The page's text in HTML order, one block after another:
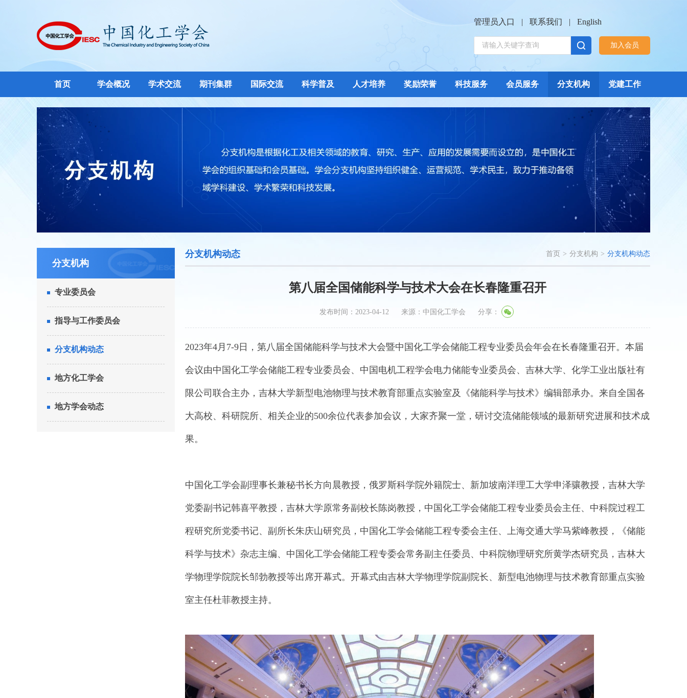
管理员入口 | 联系我们 | English
加入会员
首页 学会概况 学术交流 期刊集群 国际交流 科学普及 人才培养 奖励荣誉 科技服务 会员服务 分支机构 党建工作
分支机构
专业委员会
指导与工作委员会
分支机构动态
地方化工学会
地方学会动态
分支机构动态 首页 > 分支机构 > 分支机构动态
第八届全国储能科学与技术大会在长春隆重召开
发布时间：2023-04-12 来源：中国化工学会 分享：
2023年4月7-9日，第八届全国储能科学与技术大会暨中国化工学会储能工程专业委员会年会在长春隆重召开。本届
会议由中国化工学会储能工程专业委员会、中国电机工程学会电力储能专业委员会、吉林大学、化学工业出版社有
限公司联合主办，吉林大学新型电池物理与技术教育部重点实验室及《储能科学与技术》编辑部承办。来自全国各
大高校、科研院所、相关企业的500余位代表参加会议，大家齐聚一堂，研讨交流储能领域的最新研究进展和技术成
果。
中 国化工学会副理事长兼秘书长方向晨教授， 俄罗斯科学院外籍院士、新加坡南洋理工大学申泽骧教授，吉林大学
党委副书记韩喜平教授，吉林大学原常务副校长陈岗教授，中国化工学会储能工程专业委员会主任、中科院过程工
程研究所党委书记、副所长朱庆山研究员，中国化工学会储能工程专委会主任、上海交通大学马紫峰教授，《储能
科学与技术》杂志主编、中国化工学会储能工程专委会常务副主任委员、中科院物理研究所黄学杰研究员，吉林大
学物理学院院长邹勃教授等出席开幕式。开幕式由吉林大学物理学院副院长、新型电池物理与技术教育部重点实验
室主任杜菲教授主持。